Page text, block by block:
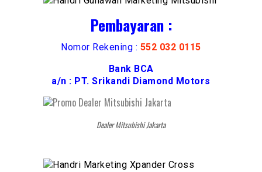
Pembayaran :
Nomor Rekening : 552 032 0115
Bank BCA
a/n : PT. Srikandi Diamond Motors
Dealer Mitsubishi Jakarta